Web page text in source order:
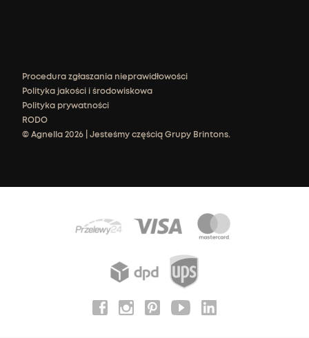
Procedura zgłaszania nieprawidłowości
Polityka jakości i środowiskowa
Polityka prywatności
RODO
© Agnella 2026 | Jesteśmy częścią Grupy Brintons.